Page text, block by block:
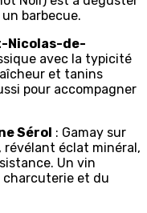
barbecue.
Nicolas-de-
avec la typicité
et tanins
pour accompagner
Sérol : Gamay sur
éclat minéral,
Un vin
charcuterie et du